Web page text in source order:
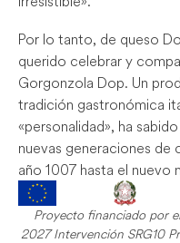
Por lo tanto, de queso
querido celebrar y
Gorgonzola Dop. Un
tradición gastronómica
«personalidad», ha
nuevas generaciones de
año 1007 hasta el nuevo
Proyecto financiado por
2027 Intervención SRG10